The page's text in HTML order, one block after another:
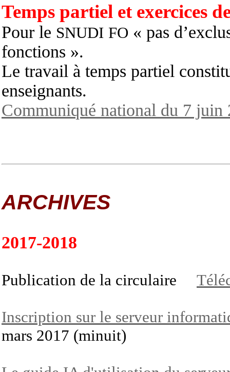
Temps partiel et exercices
Pour le SNUDI FO « pas
fonctions ».
Le travail à temps partiel
enseignants.
Communiqué national du 7 juin
ARCHIVES
2017-2018
Publication de la circulaire
Inscription sur le serveur
mars 2017 (minuit)